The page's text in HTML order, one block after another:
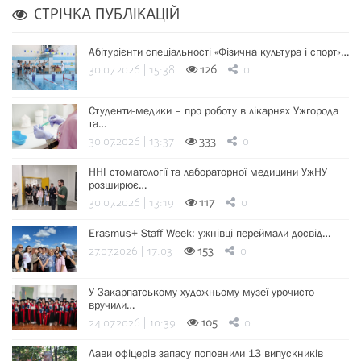
СТРІЧКА ПУБЛІКАЦІЙ
Абітурієнти спеціальності «Фізична культура і спорт»…
30.07.2026 | 15:38 126 0
Студенти-медики – про роботу в лікарнях Ужгорода
та…
30.07.2026 | 13:37 333 0
ННІ стоматології та лабораторної медицини УжНУ
розширює…
30.07.2026 | 13:19 117 0
Erasmus+ Staff Week: ужнівці переймали досвід…
27.07.2026 | 17:03 153 0
У Закарпатському художньому музеї урочисто
вручили…
24.07.2026 | 10:39 105 0
Лави офіцерів запасу поповнили 13 випускників